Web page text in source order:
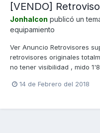
[VENDO]
Jonhalcon publicó un
equipamiento
Ver Anuncio Retrovisores
retrovisores originales
no tener visibilidad , mido
14 de Febrero del 2018